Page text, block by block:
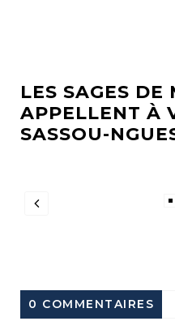
LES SAGES DE
APPELLENT À
SASSOU-
0 COMMENTAIRES